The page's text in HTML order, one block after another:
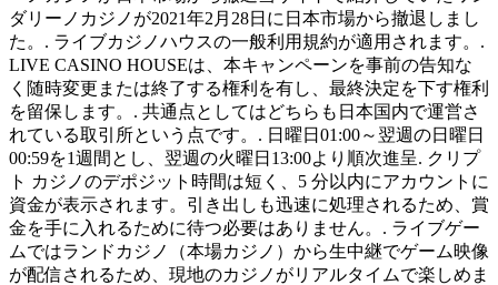
ダリーノカジノが2021年2月28日に日本市場から撤退しまし
た。. ライブカジノハウスの一般利用規約が適用されます。.
LIVE CASINO HOUSEは、本キャンペーンを事前の告知な
く随時変更または終了する権利を有し、最終決定を下す権利
を留保します。. 共通点としてはどちらも日本国内で運営さ
れている取引所という点です。. 日曜日01:00～翌週の日曜日
00:59を1週間とし、翌週の火曜日13:00より順次進呈. クリプ
ト カジノのデポジット時間は短く、5 分以内にアカウントに
資金が表示されます。引き出しも迅速に処理されるため、賞
金を手に入れるために待つ必要はありません。. ライブゲー
ムではランドカジノ（本場カジノ）から生中継でゲーム映像
が配信されるため、現地のカジノがリアルタイムで楽しめま